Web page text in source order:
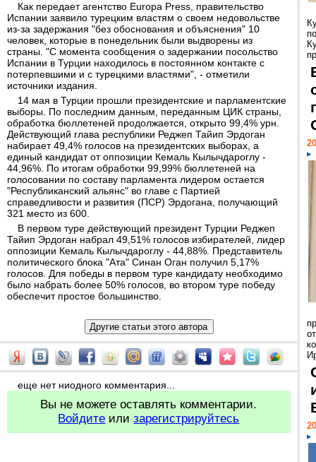
Как передает агентство Europa Press, правительство
Испании заявило турецким властям о своем недовольстве
из-за задержания "без обоснования и объяснения" 10
человек, которые в понедельник были выдворены из
страны. "С момента сообщения о задержании посольство
Испании в Турции находилось в постоянном контакте с
потерпевшими и с турецкими властями", - отметили
источники издания.
14 мая в Турции прошли президентские и парламентские
выборы. По последним данным, переданным ЦИК страны,
обработка бюллетеней продолжается, открыто 99,4% урн.
Действующий глава республики Реджеп Тайип Эрдоган
набирает 49,4% голосов на президентских выборах, а
единый кандидат от оппозиции Кемаль Кылычдароглу -
44,96%. По итогам обработки 99,99% бюллетеней на
голосовании по составу парламента лидером остается
"Республиканский альянс" во главе с Партией
справедливости и развития (ПСР) Эрдогана, получающий
321 место из 600.
В первом туре действующий президент Турции Реджеп
Тайип Эрдоган набрал 49,51% голосов избирателей, лидер
оппозиции Кемаль Кылычдароглу - 44,88%. Представитель
политического блока "Ата" Синан Оган получил 5,17%
голосов. Для победы в первом туре кандидату необходимо
было набрать более 50% голосов, во втором туре победу
обеспечит простое большинство.
еще нет ниодного комментария...
Вы не можете оставлять комментарии.
Войдите илизарегистрируйтесь